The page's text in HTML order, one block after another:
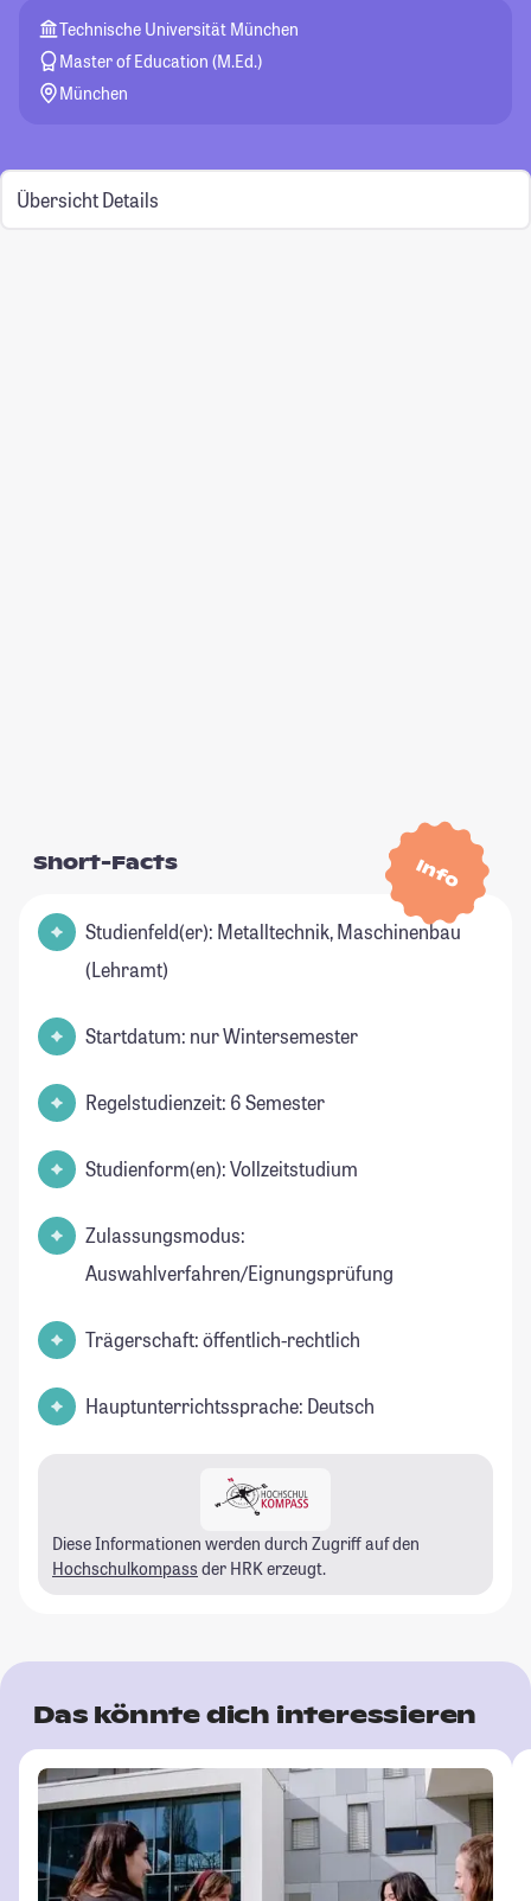
Technische Universität München
Master of Education (M.Ed.)
München
Übersicht Details
Info
Short-Facts
Studienfeld(er): Metalltechnik, Maschinenbau
(Lehramt)
Startdatum: nur Wintersemester
Regelstudienzeit: 6 Semester
Studienform(en): Vollzeitstudium
Zulassungsmodus:
Auswahlverfahren/Eignungsprüfung
Trägerschaft: öffentlich-rechtlich
Hauptunterrichtssprache: Deutsch
Diese Informationen werden durch Zugriff auf den
Hochschulkompass der HRK erzeugt.
Das könnte dich interessieren